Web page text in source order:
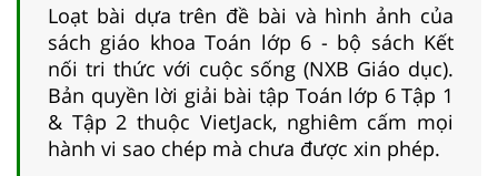
Loạt bài dựa trên đề bài và hình ảnh của
sách giáo khoa Toán lớp 6 - bộ sách Kết
nối tri thức với cuộc sống (NXB Giáo dục).
Bản quyền lời giải bài tập Toán lớp 6 Tập 1
& Tập 2 thuộc VietJack, nghiêm cấm mọi
hành vi sao chép mà chưa được xin phép.